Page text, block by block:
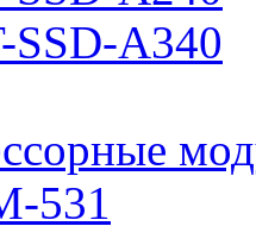
SSD-A340
531